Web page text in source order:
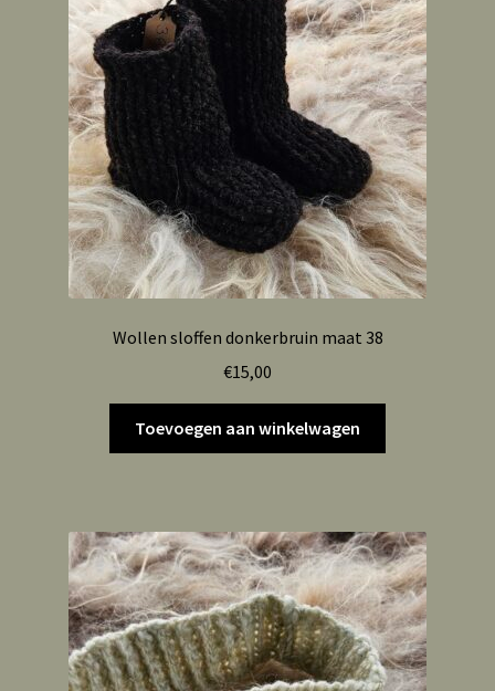
Wollen sloffen donkerbruin maat 38
€15,00
Toevoegen aan winkelwagen